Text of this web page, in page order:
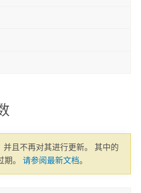
并且不再对其进行更新。 其中的
期。 请参阅最新文档。